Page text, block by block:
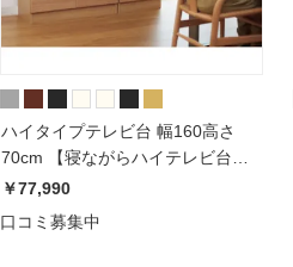
ハイタイプテレビ台 幅160高さ
70cm 【寝ながらハイテレビ台シ
リーズ】
￥77,990
口コミ募集中